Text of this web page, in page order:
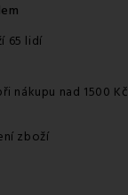
65 lidí
nákupu nad 1500 Kč
zboží